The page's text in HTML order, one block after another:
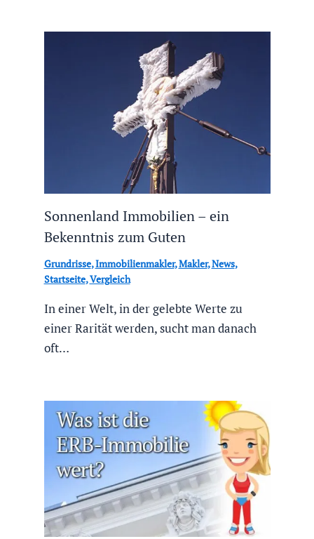
Sonnenland Immobilien – ein
Bekenntnis zum Guten
Grundrisse,Immobilienmakler,Makler,News,
Startseite,Vergleich
In einer Welt, in der gelebte Werte zu
einer Rarität werden, sucht man danach
oft…